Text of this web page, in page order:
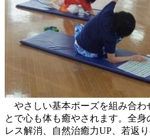
やさしい基本ポーズを組み合わ
とで心も体も癒やされます。全身
レス解消、自然治癒力UP、若返